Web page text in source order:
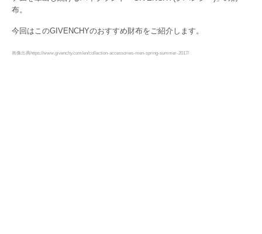
布。
今回はこのGIVENCHYのおすすめ財布をご紹介します。
画像出典https://www.givenchy.com/en/collection-accessories-men-spring-summer-2017/